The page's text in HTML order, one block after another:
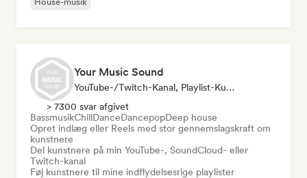
Your Music Sound
YouTube-/Twitch-Kanal, Playlist-Kurator, Influencer På Sociale Medier
> 7300 svar afgivet
BassmusikChillDanceDancepopDeep house
Opret indlæg eller Reels med stor gennemslagskraft om
kunstnere
Del kunstnere på min YouTube-, SoundCloud- eller
Twitch-kanal
Føj kunstnere til mine indflydelsesrige playlister